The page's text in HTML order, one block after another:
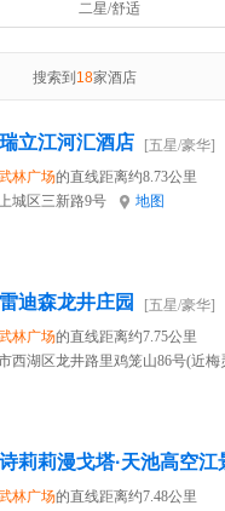
二星/舒适
搜索到 18家酒店
立江河汇酒店
[五星/豪华]
林广场的直线距离约8.73公里
城区三新路9号 地图
迪森龙井庄园
[五星/豪华]
林广场的直线距离约7.75公里
西湖区龙井路里鸡笼山86号(近梅
莉莉漫戈塔·天池高空江
林广场的直线距离约7.48公里